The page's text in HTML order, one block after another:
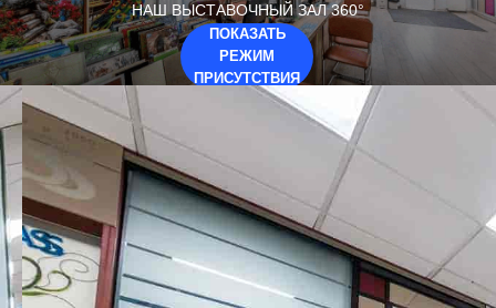
НАШ ВЫСТАВОЧНЫЙ ЗАЛ 360°
ПОКАЗАТЬ
РЕЖИМ
ПРИСУТСТВИЯ